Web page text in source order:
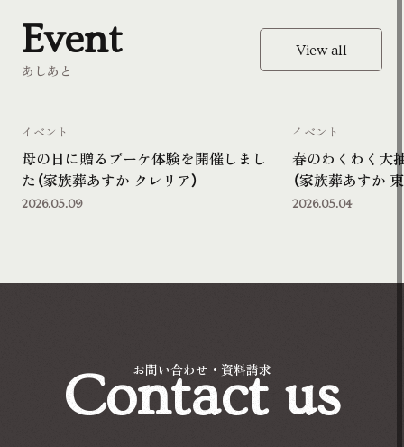
あしあと
Event View all
母の日に贈るブーケ体験を開催しまし
た（家族葬あすか クレリア）
イベント
2026.05.09
春のわくわく大
（家族葬あすか
イベント
2026.05.04
お問い合わせ・資料請求
Contact us